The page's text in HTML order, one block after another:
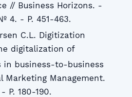
// Business Horizons. -
4. - P. 451-463.
C.L. Digitization
digitalization of
in business-to-business
Marketing Management.
P. 180-190.